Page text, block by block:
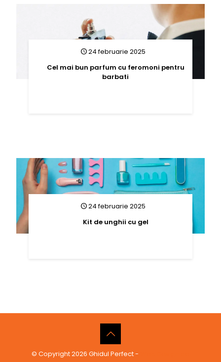
24 februarie 2025
Cel mai bun parfum cu feromoni pentru
barbati
24 februarie 2025
Kit de unghii cu gel
© Copyright 2026 Ghidul Perfect -